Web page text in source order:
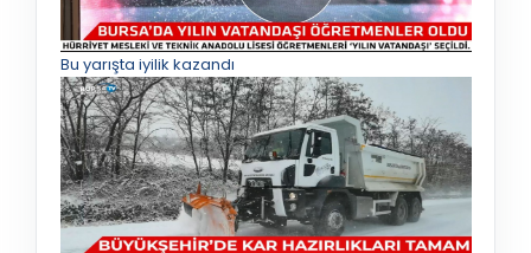
Bu yarışta iyilik kazandı